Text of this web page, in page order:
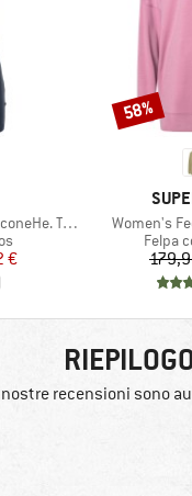
Tank
€
Articolo
Women's
Felpa
Sconto
58%
nostre recensioni sono